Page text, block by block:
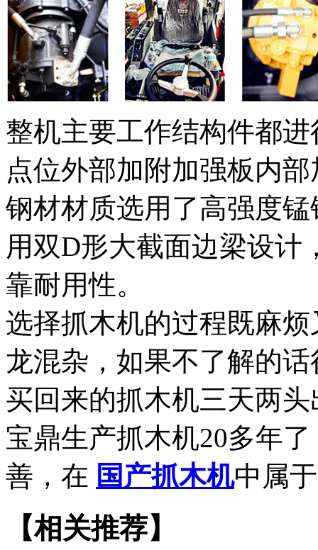
整机主要工作结构件都
点位外部加附加强板内
钢材材质选用了高强度
用双D形大截面边梁设计
靠耐用性。
选择抓木机的过程既麻
龙混杂，如果不了解的
买回来的抓木机三天两
宝鼎生产抓木机20多年
善，在 国产抓木机中属
【相关推荐】